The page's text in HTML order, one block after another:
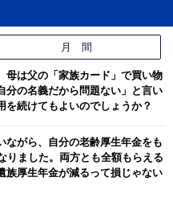
月 間
母は父の「家族カード」で買い物
分の名義だから問題ない」と言い
を続けてもよいのでしょうか？
ながら、自分の老齢厚生年金をも
りました。両方とも全額もらえる
族厚生年金が減るって損じゃない